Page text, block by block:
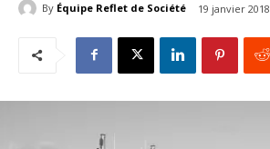
By Équipe Reflet de Société 19 janvier 2018